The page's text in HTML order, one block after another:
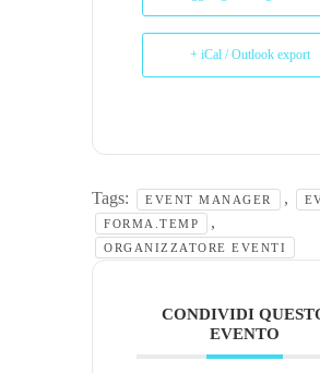
+ iCal / Outlook export
Tags: EVENT MANAGER ,
FORMA.TEMP ,
ORGANIZZATORE EVENTI
CONDIVIDI
EVENTO